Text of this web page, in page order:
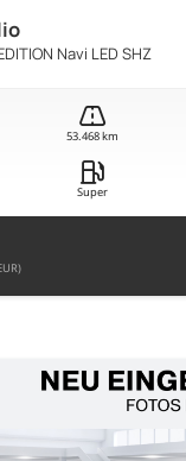
Navi LED SHZ
53.468 km
Super